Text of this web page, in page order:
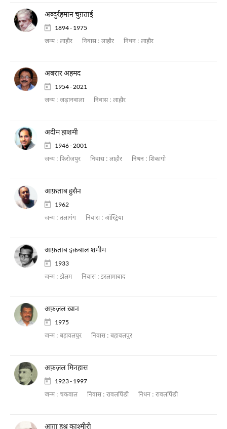
अब्दुर्रहमान चुग़ताई
1894 - 1975
जन्म : लाहौर निवास : लाहौर निधन : लाहौर
अबरार अहमद
1954 - 2021
जन्म : जड़ानवाला निवास : लाहौर
अदीम हाशमी
1946 - 2001
जन्म : फिरोजपुर निवास : लाहौर निधन : शिकागो
आफ़ताब हुसैन
1962
जन्म : तलागंग निवास : ऑस्ट्रिया
आफ़ताब इक़बाल शमीम
1933
जन्म : झेलम निवास : इस्लामाबाद
अफ़ज़ल ख़ान
1975
जन्म : बहावलपुर निवास : बहावलपुर
अफ़ज़ल मिनहास
1923 - 1997
जन्म : चकवाल निवास : रावलपिंडी निधन : रावलपिंडी
आग़ा हश्र काश्मीरी